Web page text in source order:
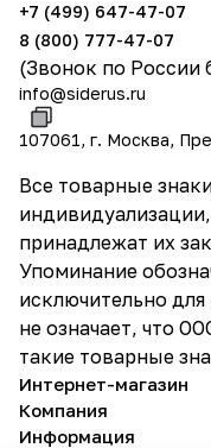
+7 (499) 647-47-07
8 (800) 777-47-07
(Звонок по России
info@siderus.ru
107061, г. Москва,
Все товарные
принадлежат их
Упоминание
исключительно
не означает, что
такие товарные
Интернет-магазин
Компания
Информация